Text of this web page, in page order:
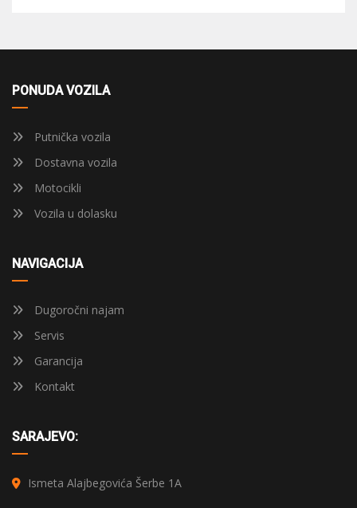
PONUDA VOZILA
Putnička vozila
Dostavna vozila
Motocikli
Vozila u dolasku
NAVIGACIJA
Dugoročni najam
Servis
Garancija
Kontakt
SARAJEVO:
Ismeta Alajbegovića Šerbe 1A